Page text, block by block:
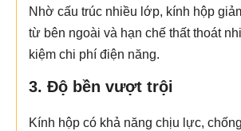
Nhờ cấu trúc nhiều lớp, kính hộp
từ bên ngoài và hạn chế thất thoát
kiệm chi phí điện năng.
3. Độ bền vượt trội
Kính hộp có khả năng chịu lực,